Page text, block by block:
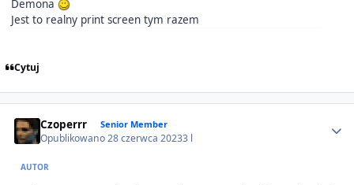
Demona
Jest to realny print screen tym razem
Cytuj
Czoperrr Senior Member
Opublikowano28 czerwca 20233 l
AUTOR